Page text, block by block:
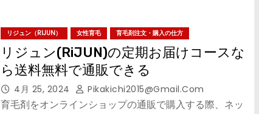
リジュン（RIJUN） 女性育毛 育毛剤注文・購入の仕方
リジュン(RiJUN)の定期お届けコースな
ら送料無料で通販できる
4月 25, 2024 Pikakichi2015@gmail.com
育毛剤をオンラインショップの通販で購入する際、ネッ